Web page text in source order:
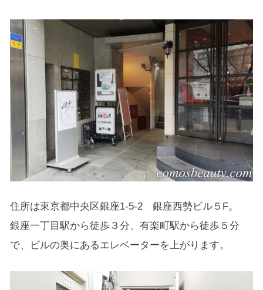
住所は東京都中央区銀座1-5-2 銀座西勢ビル５F。
銀座一丁目駅から徒歩３分、有楽町駅から徒歩５分
で、ビルの奥にあるエレベーターを上がります。